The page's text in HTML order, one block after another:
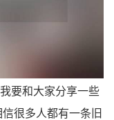
要和大家分享一些
很多人都有一条旧